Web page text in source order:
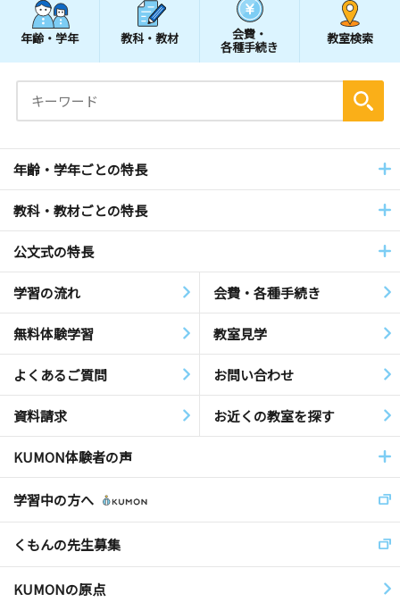
年齢・学年 教科・教材 会費・
各種手続き
教室検索
年齢・学年ごとの特長
教科・教材ごとの特長
公文式の特長
学習の流れ 会費・各種手続き
無料体験学習 教室見学
よくあるご質問 お問い合わせ
資料請求 お近くの教室を探す
KUMON体験者の声
学習中の方へ
くもんの先生募集
KUMONの原点